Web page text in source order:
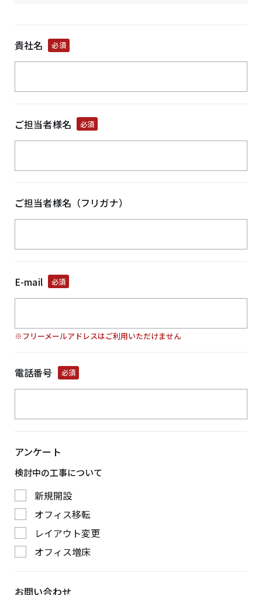
貴社名 必須
ご担当者様名 必須
ご担当者様名（フリガナ）
E-mail 必須
※フリーメールアドレスはご利用いただけません
電話番号 必須
アンケート
検討中の工事について
新規開設
オフィス移転
レイアウト変更
オフィス増床
お問い合わせ